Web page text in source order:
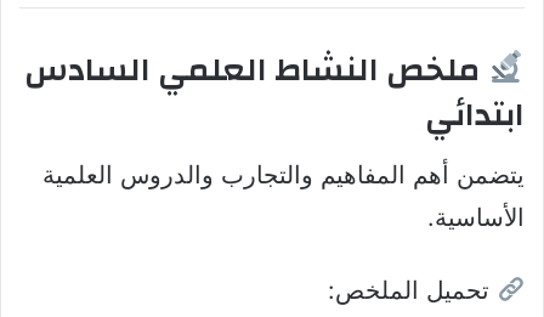
ملخص النشاط العلمي السادس
ابتدائي
يتضمن أهم المفاهيم والتجارب والدروس العلمية
الأساسية.
تحميل الملخص: